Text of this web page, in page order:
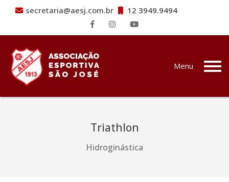
Pular para o conteúdo
secretaria@aesj.com.br 12 3949.9494
Menu
Triathlon
Hidroginástica